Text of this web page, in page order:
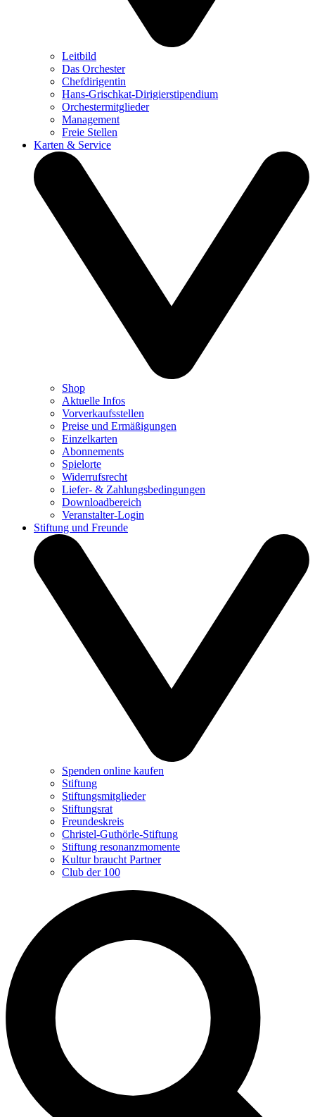
Leitbild
Das Orchester
Chefdirigentin
Hans-Grischkat-Dirigierstipendium
Orchestermitglieder
Management
Freie Stellen
Karten & Service
Shop
Aktuelle Infos
Vorverkaufsstellen
Preise und Ermäßigungen
Einzelkarten
Abonnements
Spielorte
Widerrufsrecht
Liefer- & Zahlungsbedingungen
Downloadbereich
Veranstalter-Login
Stiftung und Freunde
Spenden online kaufen
Stiftung
Stiftungsmitglieder
Stiftungsrat
Freundeskreis
Christel-Guthörle-Stiftung
Stiftung resonanzmomente
Kultur braucht Partner
Club der 100